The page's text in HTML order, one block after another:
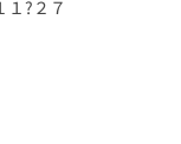
?２７